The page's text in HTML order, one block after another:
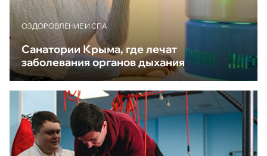
ОЗДОРОВЛЕНИЕ И СПА
Санатории Крыма, где лечат
заболевания органов дыхания